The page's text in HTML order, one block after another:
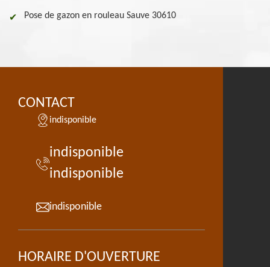
Pose de gazon en rouleau Sauve 30610
CONTACT
indisponible
indisponible
indisponible
indisponible
HORAIRE D'OUVERTURE